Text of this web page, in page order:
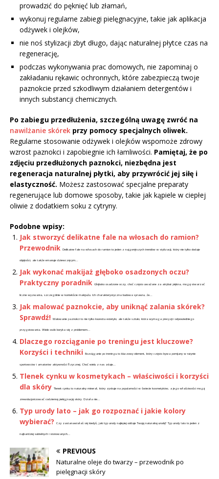
prowadzić do pęknięć lub złamań,
wykonuj regularne zabiegi pielęgnacyjne, takie jak aplikacja
odżywek i olejków,
nie noś stylizacji zbyt długo, dając naturalnej płytce czas na
regenerację,
podczas wykonywania prac domowych, nie zapominaj o
zakładaniu rękawic ochronnych, które zabezpieczą twoje
paznokcie przed szkodliwym działaniem detergentów i
innych substancji chemicznych.
Po zabiegu przedłużenia, szczególną uwagę zwróć na
nawilżanie skórek przy pomocy specjalnych oliwek.
Regularne stosowanie odżywek i olejków wspomoże zdrowy
wzrost paznokci i zapobiegnie ich łamliwości. Pamiętaj, że po
zdjęciu przedłużonych paznokci, niezbędna jest
regeneracja naturalnej płytki, aby przywrócić jej siłę i
elastyczność. Możesz zastosować specjalne preparaty
regenerujące lub domowe sposoby, takie jak kąpiele w ciepłej
oliwie z dodatkiem soku z cytryny.
Podobne wpisy:
Jak stworzyć delikatne fale na włosach do ramion?
Przewodnik
Delikatne fale na włosach do ramion to jeden z najgorętszych trendów w stylizacji, który nie tylko dodaje
objętości, ale także emanuje dziewczęcym...
Jak wykonać makijaż głęboko osadzonych oczu?
Praktyczny poradnik
Głęboko osadzone oczy, choć często uważane za atrybut piękna, mogą stwarzać
liczne wyzwania, szczególnie w kontekście makijażu. Ich charakterystyczna budowa sprawia, że...
Jak malować paznokcie, aby uniknąć zalania skórek?
Sprawdź!
Malowanie paznokci to nie tylko kwestia estetyki, ale także sztuki, która wymaga precyzji i odpowiedniego
przygotowania. Wiele osób boryka się z problemem...
Dlaczego rozciąganie po treningu jest kluczowe?
Korzyści i techniki
Rozciąganie po treningu to kluczowy element, który często bywa pomijany w rutynie
sportowców i amatorów aktywności fizycznej. Choć wielu z nas zdaje...
Tlenek cynku w kosmetykach – właściwości i korzyści
dla skóry Tlenek cynku to naturalny minerał, który zyskuje na popularności w świecie kosmetyków, a jego właściwości mogą
zrewolucjonizować codzienną pielęgnację skóry. Działa nie...
Typ urody lato – jak go rozpoznać i jakie kolory
wybierać?
Czy zastanawiałaś się kiedyś, jaki typ urody najlepiej oddaje Twoją naturalną urodę? Typ urody lato to jeden z
najbardziej subtelnych i stonowanych...
PREVIOUS
Naturalne oleje do twarzy – przewodnik po
pielęgnacji skóry